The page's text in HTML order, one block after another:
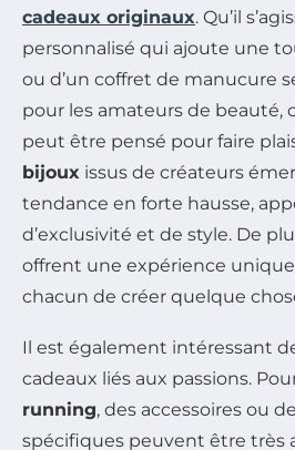
cadeaux originaux. Qu’il
personnalisé qui ajoute une
ou d’un coffret de manucure
pour les amateurs de beauté,
peut être pensé pour faire
bijoux issus de créateurs
tendance en forte hausse,
d’exclusivité et de style. De
offrent une expérience
chacun de créer quelque
Il est également intéressant
cadeaux liés aux passions.
running, des accessoires ou
spécifiques peuvent être très